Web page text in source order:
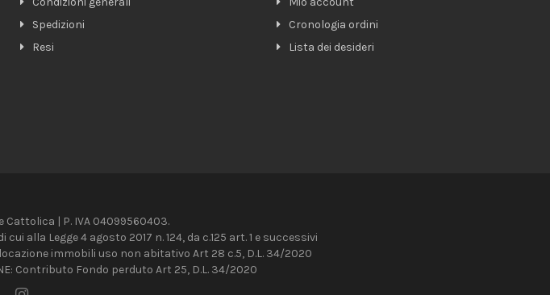
Spedizioni
Resi
Cronologia ordini
Lista dei desideri
Cattolica | P. IVA 04099560403.
alla Legge 4 agosto 2017 n. 124, da c.125 art. 1 e successivi
locazione immobili uso non abitativo Art 28 c.5, D.L. 34/2020
Contributo Fondo perduto Art 25, D.L. 34/2020